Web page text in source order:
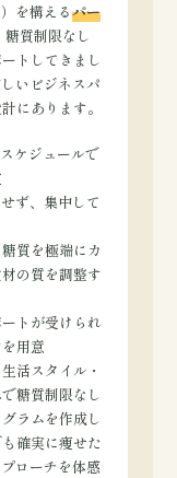
を構えるパー
糖質制限なし
トしてきまし
いビジネスパ
にあります。
ケジュールで
ず、集中して
糖質を極端にカ
の質を調整す
ートが受けられ
用意
活スタイル・
糖質制限なし
ラムを作成し
確実に痩せた
ローチを体感